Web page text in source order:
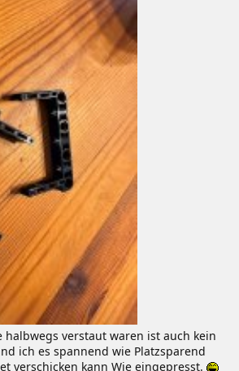
halbwegs verstaut waren ist auch kein
ich es spannend wie Platzsparend
verschicken kann Wie eingepresst.